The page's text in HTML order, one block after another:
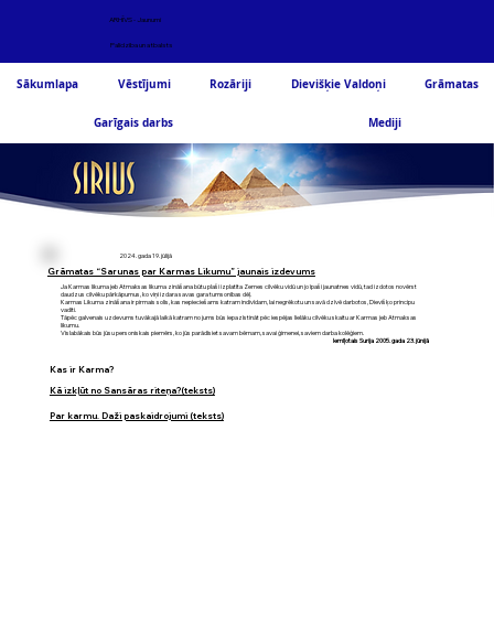
Palīdzība un atbalsts
ARHĪVS - Jaunumi
2024. gada 19. jūlijā
Grāmatas “Sarunas par Karmas Likumu” jaunais izdevums
Ja Karmas likuma jeb Atmaksas likuma zināšana būtu plaši izplatīta Zemes cilvēku vidū un jo īpaši jaunatnes vidū, tad izdotos novērst
daudzus cilvēku pārkāpumus, ko viņi izdara savas gara tumsonības dēļ.
Karmas Likuma zināšana ir pirmais solis, kas nepieciešams katram indivīdam, lai negrēkotu un savā dzīvē darbotos, Dievišķo principu
vadīti.
Tāpēc galvenais uzdevums tuvākajā laikā katram no jums būs iepazīstināt pēc iespējas lielāku cilvēku skaitu ar Karmas jeb Atmaksas
likumu.
Vislabākais būs jūsu personiskais piemērs, ko jūs parādīsiet savam bērnam, savai ģimenei, saviem darba kolēģiem.
Iemīļotais Surija 2005. gada 23. jūnijā
Kas ir Karma?
Kā izkļūt no Sansāras riteņa?(teksts)
Par karmu. Daži paskaidrojumi (teksts)
Sākumlapa Vēstījumi Rozāriji Dievišķie Valdoņi Grāmatas
Garīgais darbs Mediji